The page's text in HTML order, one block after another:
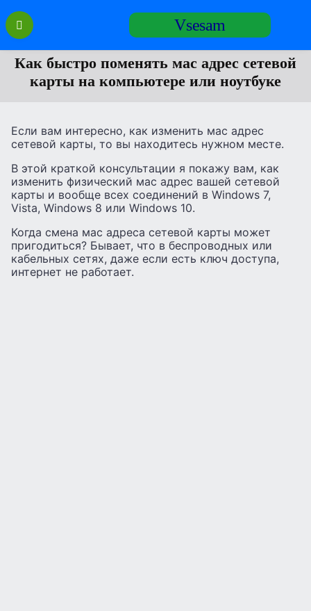
Перейти
содержанию
Vsesam
Как быстро поменять мас адрес сетевой
карты на компьютере или ноутбуке
Если вам интересно, как изменить мас адрес
сетевой карты, то вы находитесь нужном месте.
В этой краткой консультации я покажу вам, как
изменить физический мас адрес вашей сетевой
карты и вообще всех соединений в Windows 7,
Vista, Windows 8 или Windows 10.
Когда смена мас адреса сетевой карты может
пригодиться? Бывает, что в беспроводных или
кабельных сетях, даже если есть ключ доступа,
интернет не работает.